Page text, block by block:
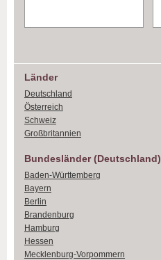
Länder
Deutschland
Österreich
Schweiz
Großbritannien
Bundesländer (Deutschland)
Baden-Württemberg
Bayern
Berlin
Brandenburg
Hamburg
Hessen
Mecklenburg-Vorpommern